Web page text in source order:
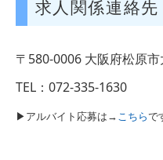
求人関係連絡先
〒580-0006 大阪府松原
TEL：072-335-1630
▶アルバイト応募は→こちらで